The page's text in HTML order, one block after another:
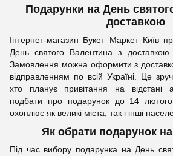
Подарунки на День
доставкою
Інтернет-магазин Букет Маркет Київ
День святого Валентина з доставкою
Замовлення можна оформити з
відправленням по всій Україні. Це
хто планує привітання на відстані
подбати про подарунок до 14
охоплює як великі міста, так і інші
Як обрати подарунок
Під час вибору подарунка на День